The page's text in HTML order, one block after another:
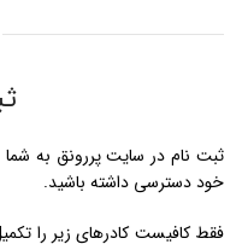
ثبت نام در سایت پررونق به
خود دسترسی داشته باشید.
فقط کافیست کادرهای زیر را